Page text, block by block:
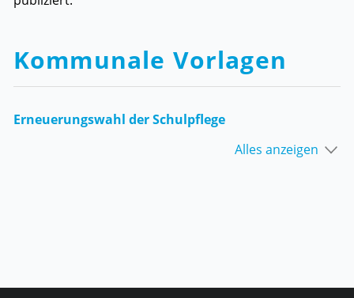
Kommunale Vorlagen
Erneuerungswahl der Schulpflege
Alles anzeigen